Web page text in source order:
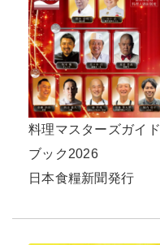
料理マスターズガイド
ブック2026
日本食糧新聞発行